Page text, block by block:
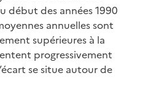
début des années 1990
annuelles sont
supérieures à la
progressivement
se situe autour de